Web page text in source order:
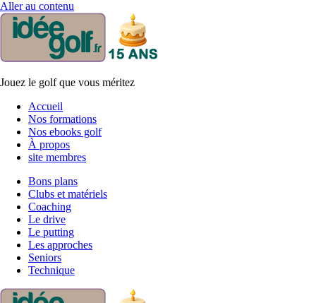
Aller au contenu
Jouez le golf que vous méritez
Accueil
Nos formations
Nos ebooks golf
À propos
site membres
Bons plans
Clubs et matériels
Coaching
Le drive
Le putting
Les approches
Seniors
Technique